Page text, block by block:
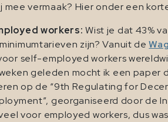
mee vermaak? Hier onder een
workers:Wist je dat 43%
zijn? Vanuit de
self-employed workers
geleden mocht ik een
op de “9th Regulating for
georganiseerd door de
voor employed workers, dus